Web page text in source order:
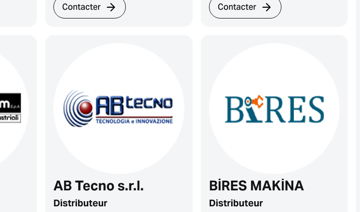
Contacter Contacter
AB Tecno s.r.l.
Distributeur
BİRES MAKİNA
Distributeur